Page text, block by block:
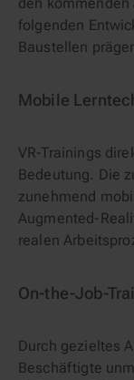
folgenden
Baustellen
Mobile
VR-Trainings
Bedeutung. Die
zunehmend
Augmented-
realen
On-the-Job-
Durch gezieltes
Beschäftigte